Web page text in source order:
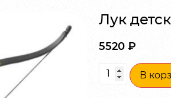
Лук
5520 ₽
В